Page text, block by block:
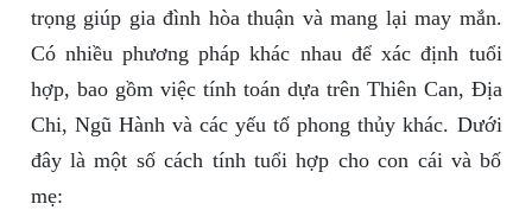
trọng giúp gia đình hòa thuận và mang lại may mắn.
Có nhiều phương pháp khác nhau để xác định tuổi
hợp, bao gồm việc tính toán dựa trên Thiên Can, Địa
Chi, Ngũ Hành và các yếu tố phong thủy khác. Dưới
đây là một số cách tính tuổi hợp cho con cái và bố
mẹ: